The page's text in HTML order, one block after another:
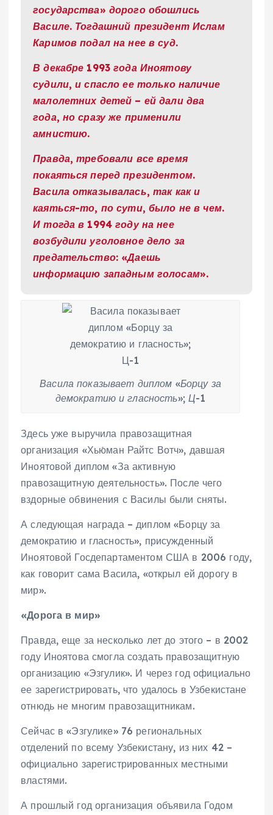
государства» дорого обошлись
Василе. Тогдашний президент Ислам
Каримов подал на нее в суд.
В декабре 1993 года Иноятову
судили, и спасло ее только наличие
малолетних детей – ей дали два
года, но сразу же применили
амнистию.
Правда, требовали все время
покаяться перед президентом.
Васила отказывалась, так как и
каяться-то, по сути, было не в чем.
И тогда в 1994 году на нее
возбудили уголовное дело за
предательство: «Даешь
информацию западным голосам».
Васила показывает диплом «Борцу за
демократию и гласность»; Ц-1
Здесь уже выручила правозащитная
организация «Хью́ман Райтс Вотч», давшая
Иноятовой диплом «За активную
правозащитную деятельность». После чего
вздорные обвинения с Василы были сняты.
А следующая награда – диплом «Борцу за
демократию и гласность», присужденный
Иноятовой Госдепартаментом США в 2006 году,
как говорит сама Васила, «открыл ей дорогу в
мир».
«Дорога в мир»
Правда, еще за несколько лет до этого – в 2002
году Иноятова смогла создать правозащитную
организацию «Эзгулик». И через год официально
ее зарегистрировать, что удалось в Узбекистане
отнюдь не многим правозащитникам.
Сейчас в «Эзгулике» 76 региональных
отделений по всему Узбекистану, из них 42 –
официально зарегистрированных местными
властями.
А прошлый год организация объявила Годом